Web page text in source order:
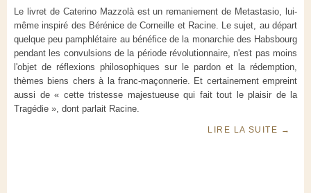
Le livret de Caterino Mazzolà est un remaniement de Metastasio, lui-
même inspiré des Bérénice de Corneille et Racine. Le sujet, au départ
quelque peu pamphlétaire au bénéfice de la monarchie des Habsbourg
pendant les convulsions de la période révolutionnaire, n'est pas moins
l'objet de réflexions philosophiques sur le pardon et la rédemption,
thèmes biens chers à la franc-maçonnerie. Et certainement empreint
aussi de « cette tristesse majestueuse qui fait tout le plaisir de la
Tragédie », dont parlait Racine.
LIRE LA SUITE →